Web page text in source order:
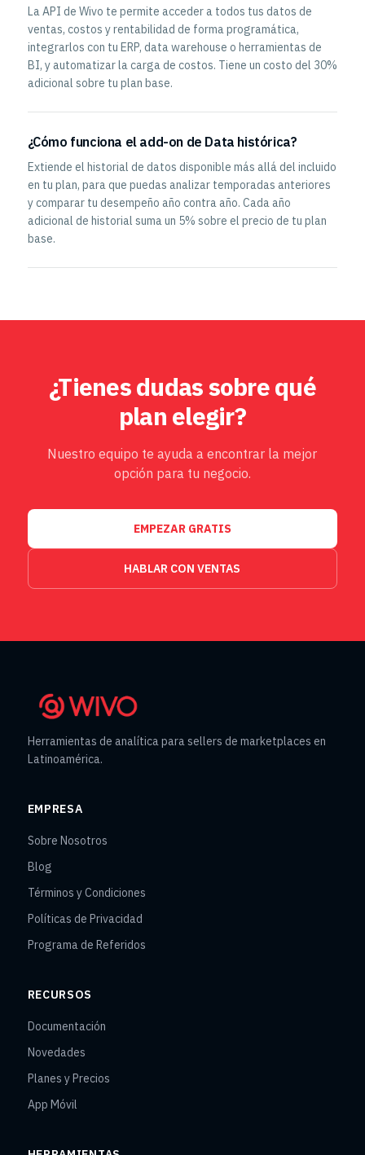
La API de Wivo te permite acceder a todos tus datos de
ventas, costos y rentabilidad de forma programática,
integrarlos con tu ERP, data warehouse o herramientas de
BI, y automatizar la carga de costos. Tiene un costo del 30%
adicional sobre tu plan base.
¿Cómo funciona el add-on de Data histórica?
Extiende el historial de datos disponible más allá del incluido
en tu plan, para que puedas analizar temporadas anteriores
y comparar tu desempeño año contra año. Cada año
adicional de historial suma un 5% sobre el precio de tu plan
base.
¿Tienes dudas sobre qué
plan elegir?
Nuestro equipo te ayuda a encontrar la mejor
opción para tu negocio.
EMPEZAR GRATIS
HABLAR CON VENTAS
Herramientas de analítica para sellers de marketplaces en
Latinoamérica.
EMPRESA
Sobre Nosotros
Blog
Términos y Condiciones
Políticas de Privacidad
Programa de Referidos
RECURSOS
Documentación
Novedades
Planes y Precios
App Móvil